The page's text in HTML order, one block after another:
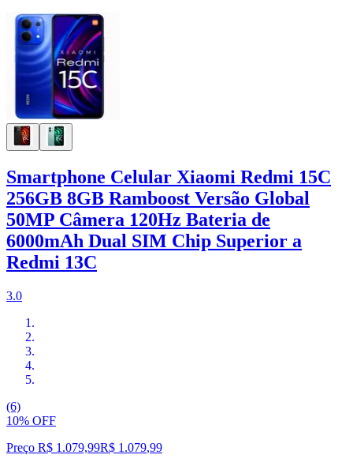
Smartphone Celular Xiaomi Redmi 15C
256GB 8GB Ramboost Versão Global
50MP Câmera 120Hz Bateria de
6000mAh Dual SIM Chip Superior a
Redmi 13C
3.0
(6)
10% OFF
Preço R$ 1.079,99R$ 1.079,99